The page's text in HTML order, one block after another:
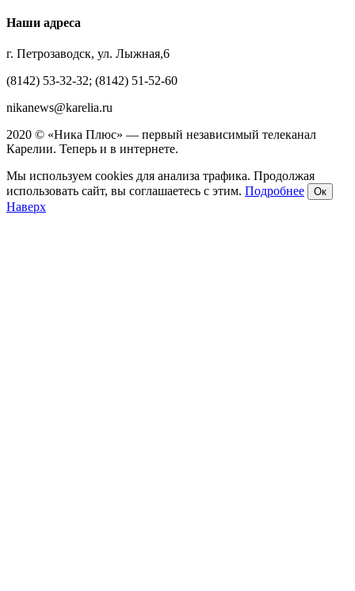
Наши адреса
г. Петрозаводск, ул. Лыжная,6
(8142) 53-32-32; (8142) 51-52-60
nikanews@karelia.ru
2020 © «Ника Плюс» — первый независимый телеканал
Карелии. Теперь и в интернете.
Мы используем cookies для анализа трафика. Продолжая
использовать сайт, вы соглашаетесь с этим. Подробнее Ок
Наверх